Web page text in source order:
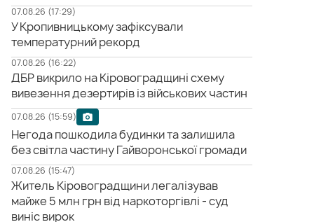
07.08.26 (17:29)
У Кропивницькому зафіксували
температурний рекорд
07.08.26 (16:22)
ДБР викрило на Кіровоградщині схему
вивезення дезертирів із військових частин
07.08.26 (15:59)
Негода пошкодила будинки та залишила
без світла частину Гайворонської громади
07.08.26 (15:47)
Житель Кіровоградщини легалізував
майже 5 млн грн від наркоторгівлі - суд
виніс вирок